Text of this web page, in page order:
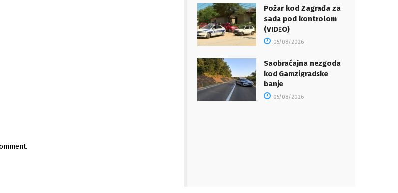
Požar kod Zagrađa za
sada pod kontrolom
(VIDEO)
05/08/2026
Saobraćajna nezgoda
kod Gamzigradske
banje
05/08/2026